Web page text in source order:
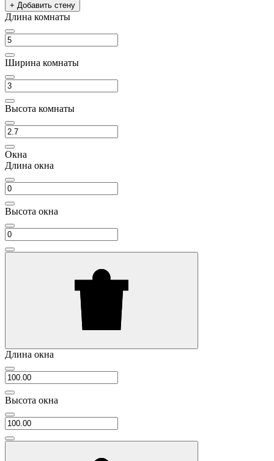
+ Добавить стену
Длина комнаты
Ширина комнаты
Высота комнаты
Окна
Длина окна
Высота окна
Длина окна
Высота окна